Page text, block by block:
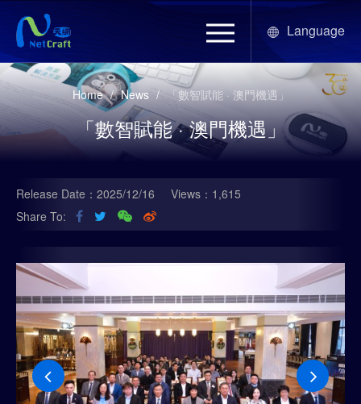
Language
Home / News / 「數智賦能 · 澳門機遇」
「數智賦能 · 澳門機遇」
Release Date：2025/12/16
Views：1,615
Share To: